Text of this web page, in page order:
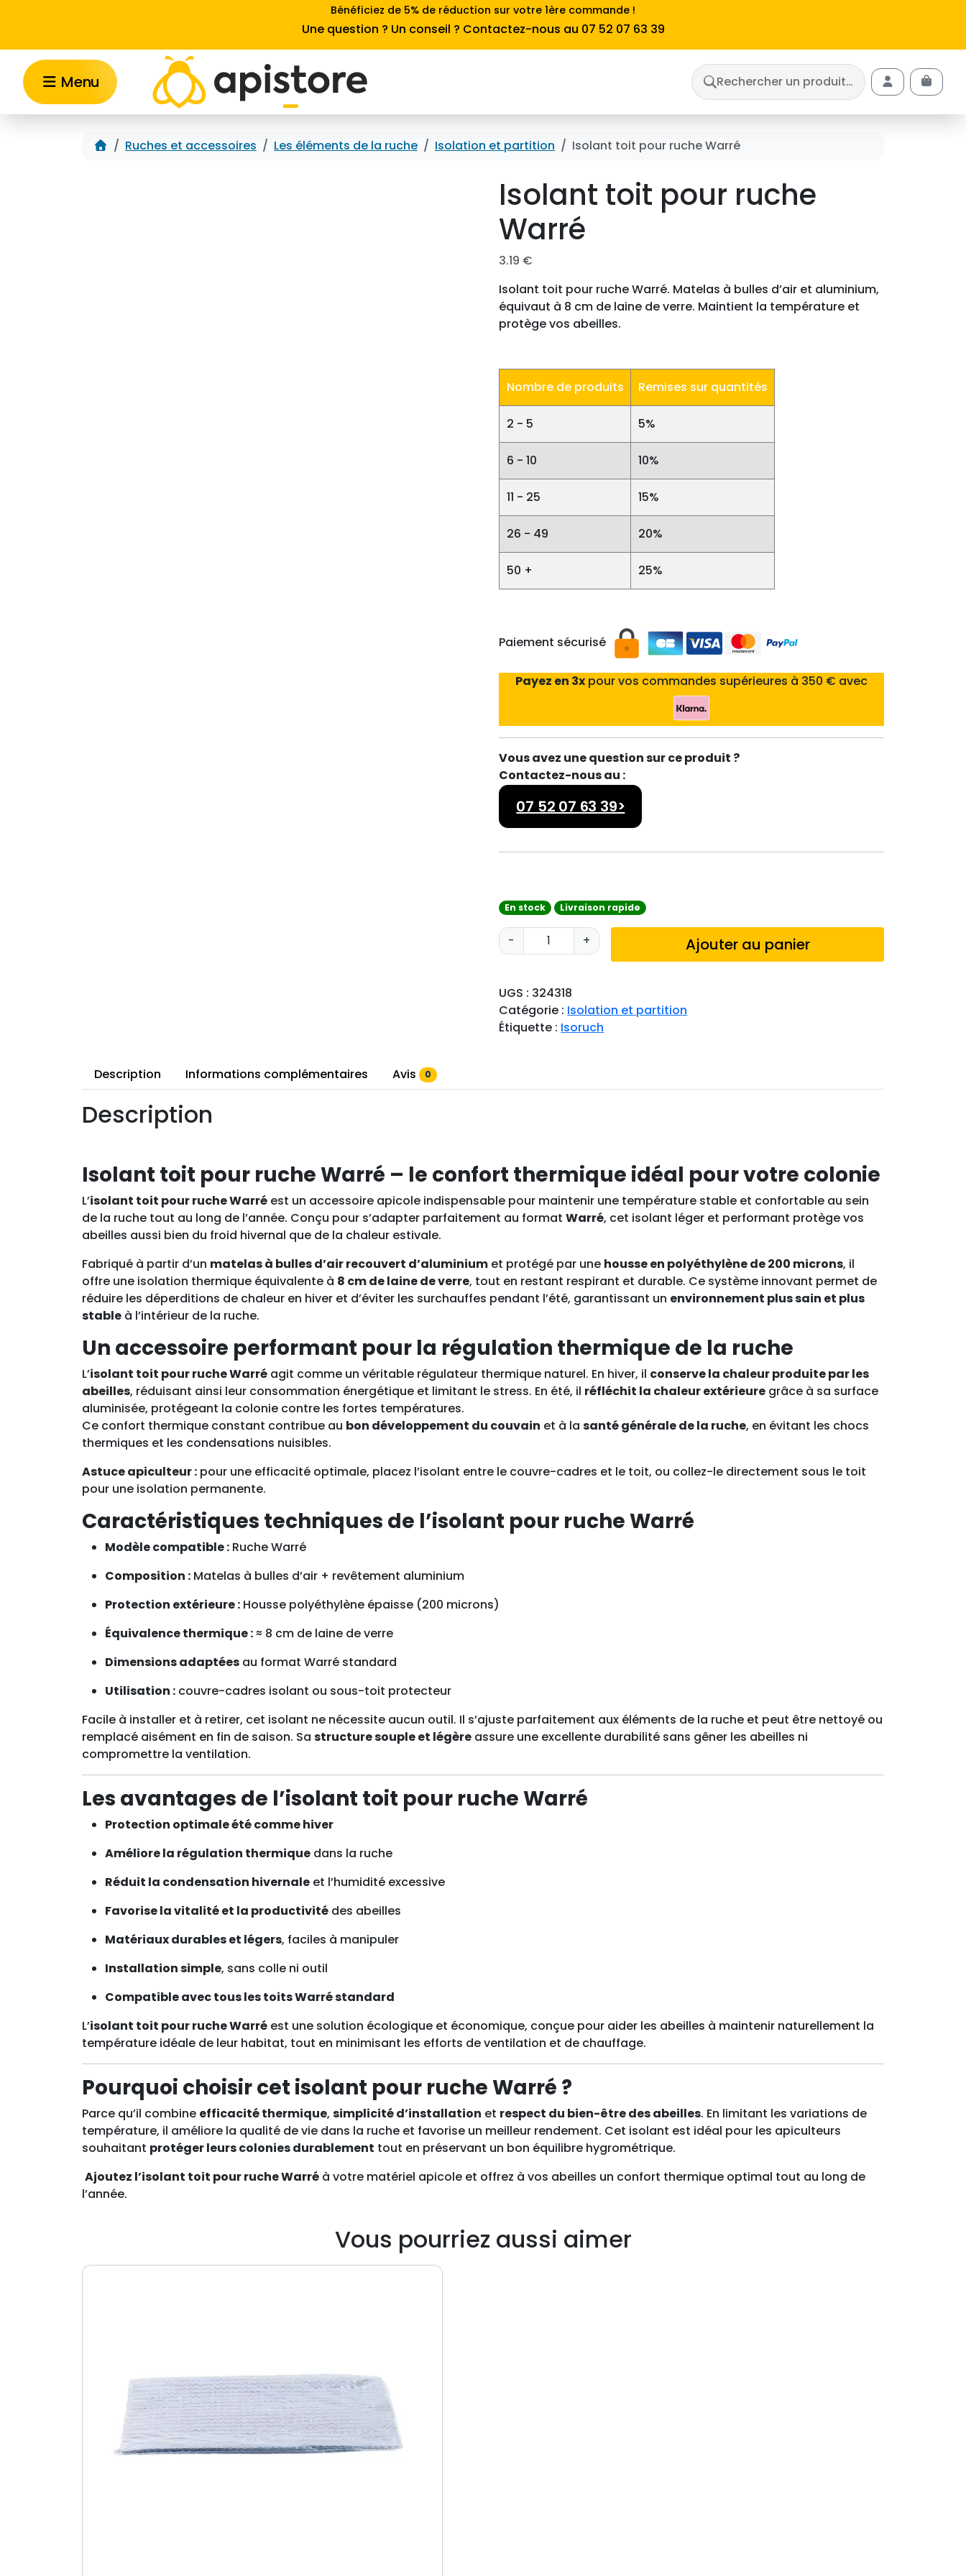
Bénéficiez de 5% de réduction sur votre 1ère commande !
Une question ? Un conseil ? Contactez-nous au 07 52 07 63 39
Menu
Rechercher un produit…
Account
Cart
Accueil
Ruches et accessoires Les éléments de la ruche Isolation et partition Isolant toit pour ruche Warré
Isolant toit pour ruche
Warré
3.19 €
Isolant toit pour ruche Warré. Matelas à bulles d’air et aluminium,
équivaut à 8 cm de laine de verre. Maintient la température et
protège vos abeilles.
Nombre de produits Remises sur quantités
2 - 5 5%
6 - 10 10%
11 - 25 15%
26 - 49 20%
50 + 25%
Paiement sécurisé
Payez en 3x pour vos commandes supérieures à 350 € avec
Vous avez une question sur ce produit ?
Contactez-nous au :
07 52 07 63 39>
En stock Livraison rapide
-
q
u
n
t
i
e
a
t
i
t
p
r
u
c
e
a
é
+ Ajouter au panier
UGS : 324318
Catégorie : Isolation et partition
Étiquette : Isoruch
Description Informations complémentaires Avis 0
Description
Isolant toit pour ruche Warré – le confort thermique idéal pour votre colonie
L’isolant toit pour ruche Warré est un accessoire apicole indispensable pour maintenir une température stable et confortable au sein
de la ruche tout au long de l’année. Conçu pour s’adapter parfaitement au format Warré, cet isolant léger et performant protège vos
abeilles aussi bien du froid hivernal que de la chaleur estivale.
Fabriqué à partir d’un matelas à bulles d’air recouvert d’aluminium et protégé par une housse en polyéthylène de 200 microns, il
offre une isolation thermique équivalente à 8 cm de laine de verre, tout en restant respirant et durable. Ce système innovant permet de
réduire les déperditions de chaleur en hiver et d’éviter les surchauffes pendant l’été, garantissant un environnement plus sain et plus
stable à l’intérieur de la ruche.
Un accessoire performant pour la régulation thermique de la ruche
L’isolant toit pour ruche Warré agit comme un véritable régulateur thermique naturel. En hiver, il conserve la chaleur produite par les
abeilles, réduisant ainsi leur consommation énergétique et limitant le stress. En été, il réfléchit la chaleur extérieure grâce à sa surface
aluminisée, protégeant la colonie contre les fortes températures.
Ce confort thermique constant contribue au bon développement du couvain et à la santé générale de la ruche, en évitant les chocs
thermiques et les condensations nuisibles.
Astuce apiculteur : pour une efficacité optimale, placez l’isolant entre le couvre-cadres et le toit, ou collez-le directement sous le toit
pour une isolation permanente.
Caractéristiques techniques de l’isolant pour ruche Warré
Modèle compatible : Ruche Warré
Composition : Matelas à bulles d’air + revêtement aluminium
Protection extérieure : Housse polyéthylène épaisse (200 microns)
Équivalence thermique :≈ 8 cm de laine de verre
Dimensions adaptées au format Warré standard
Utilisation : couvre-cadres isolant ou sous-toit protecteur
Facile à installer et à retirer, cet isolant ne nécessite aucun outil. Il s’ajuste parfaitement aux éléments de la ruche et peut être nettoyé ou
remplacé aisément en fin de saison. Sa structure souple et légère assure une excellente durabilité sans gêner les abeilles ni
compromettre la ventilation.
Les avantages de l’isolant toit pour ruche Warré
Protection optimale été comme hiver
Améliore la régulation thermique dans la ruche
Réduit la condensation hivernale et l’humidité excessive
Favorise la vitalité et la productivité des abeilles
Matériaux durables et légers, faciles à manipuler
Installation simple, sans colle ni outil
Compatible avec tous les toits Warré standard
L’isolant toit pour ruche Warré est une solution écologique et économique, conçue pour aider les abeilles à maintenir naturellement la
température idéale de leur habitat, tout en minimisant les efforts de ventilation et de chauffage.
Pourquoi choisir cet isolant pour ruche Warré ?
Parce qu’il combine efficacité thermique, simplicité d’installation et respect du bien-être des abeilles. En limitant les variations de
température, il améliore la qualité de vie dans la ruche et favorise un meilleur rendement. Cet isolant est idéal pour les apiculteurs
souhaitant protéger leurs colonies durablement tout en préservant un bon équilibre hygrométrique.
Ajoutez l’isolant toit pour ruche Warré à votre matériel apicole et offrez à vos abeilles un confort thermique optimal tout au long de
l’année.
Vous pourriez aussi aimer